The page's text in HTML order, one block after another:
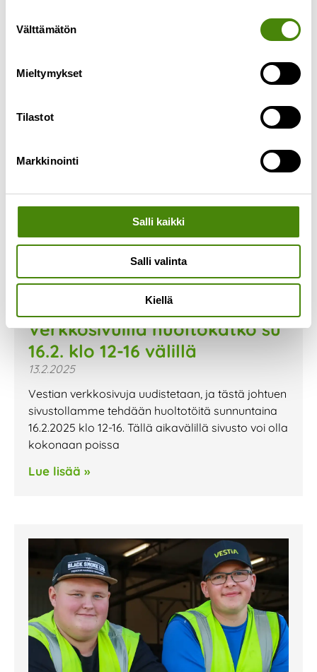
valinta
Välttämätön
Mieltymykset
Tilastot
Markkinointi
Salli kaikki
Salli valinta
Kiellä
Raahen kaupungin jätehuollon ja Raahe
Verkkosivuilla huoltokatko su
16.2. klo 12-16 välillä
13.2.2025
Vestian verkkosivuja uudistetaan, ja tästä johtuen
sivustollamme tehdään huoltotöitä sunnuntaina
16.2.2025 klo 12-16. Tällä aikavälillä sivusto voi olla
kokonaan poissa
Lue lisää »